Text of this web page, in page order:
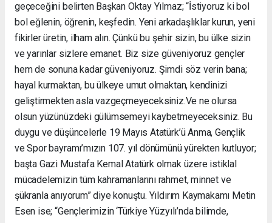
geçeceğini belirten Başkan Oktay Yılmaz; “İstiyoruz ki bol
bol eğlenin, öğrenin, keşfedin. Yeni arkadaşlıklar kurun, yeni
fikirler üretin, ilham alın. Çünkü bu şehir sizin, bu ülke sizin
ve yarınlar sizlere emanet. Biz size güveniyoruz gençler
hem de sonuna kadar güveniyoruz. Şimdi söz verin bana;
hayal kurmaktan, bu ülkeye umut olmaktan, kendinizi
geliştirmekten asla vazgeçmeyeceksiniz.Ve ne olursa
olsun yüzünüzdeki gülümsemeyi kaybetmeyeceksiniz. Bu
duygu ve düşüncelerle 19 Mayıs Atatürk’ü Anma, Gençlik
ve Spor bayramı’mızın 107. yıl dönümünü yürekten kutluyor;
başta Gazi Mustafa Kemal Atatürk olmak üzere istiklal
mücadelemizin tüm kahramanlarını rahmet, minnet ve
şükranla anıyorum” diye konuştu. Yıldırım Kaymakamı Metin
Esen ise; “Gençlerimizin ‘Türkiye Yüzyılı’nda bilimde,